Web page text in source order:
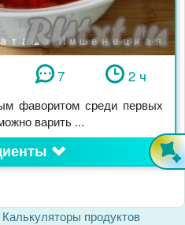
7 2 ч
фаворитом среди первых
варить ...
Калькуляторы продуктов